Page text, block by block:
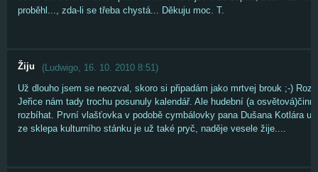
proběhl..., zda-li se třeba chystá... Děkuju moc. T.
Žiju (Ludwigo, 16. 10. 2010 8:51)
Už dlouho jsem se neozval, skoro si připadám jako mrtvej brouk ;-)
Jeřice nám tady trochu posunuly kalendář. Ale hudební (a
rozbíhat. První vlašťovka v podobě cymbálovky pana Dušana Kotlára
ze sklepa kulturního stánku je už také pryč, naděje vesele žije....